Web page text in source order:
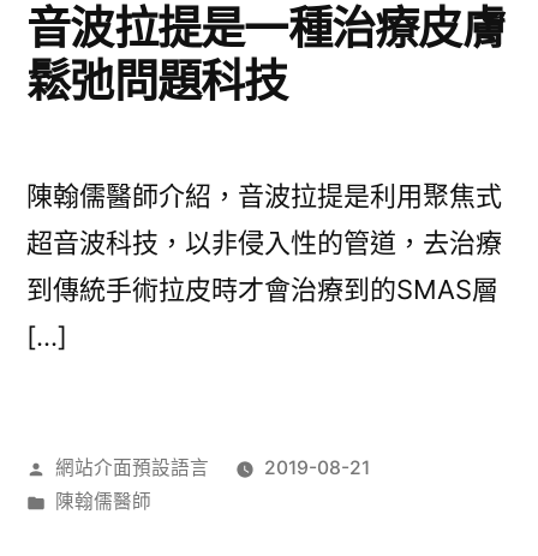
音波拉提是一種治療皮膚
鬆弛問題科技
陳翰儒醫師介紹，音波拉提是利用聚焦式
超音波科技，以非侵入性的管道，去治療
到傳統手術拉皮時才會治療到的SMAS層
[…]
作
者:
網站介面預設語言
2019-08-21
分
陳翰儒醫師